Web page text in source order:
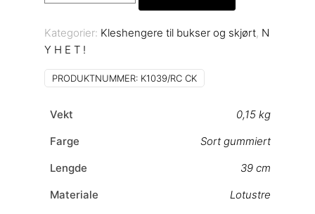
bukser
skjørt
K1039/RC
Sort
Kategorier: Kleshengere til bukser og skjørt, N
Y H E T !
PRODUKTNUMMER: K1039/RC CK
Vekt
0,15 kg
Farge
Sort gummiert
Lengde
39 cm
Materiale
Lotustre